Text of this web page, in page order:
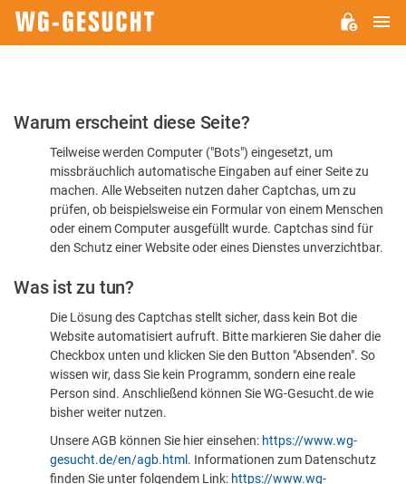
Bitte
dass
sind
Warum erscheint diese Seite?
Teilweise werden Computer ("Bots") eingesetzt, um
missbräuchlich automatische Eingaben auf einer Seite zu
machen. Alle Webseiten nutzen daher Captchas, um zu
prüfen, ob beispielsweise ein Formular von einem Menschen
oder einem Computer ausgefüllt wurde. Captchas sind für
den Schutz einer Website oder eines Dienstes unverzichtbar.
Was ist zu tun?
Die Lösung des Captchas stellt sicher, dass kein Bot die
Website automatisiert aufruft. Bitte markieren Sie daher die
Checkbox unten und klicken Sie den Button "Absenden". So
wissen wir, dass Sie kein Programm, sondern eine reale
Person sind. Anschließend können Sie WG-Gesucht.de wie
bisher weiter nutzen.
Unsere AGB können Sie hier einsehen: https://www.wg-
gesucht.de/en/agb.html . Informationen zum Datenschutz
finden Sie unter folgendem Link: https://www.wg-